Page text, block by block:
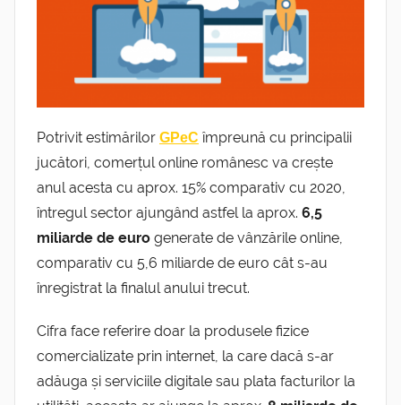
Potrivit estimărilor GPeC împreună cu principalii
jucători, comerțul online românesc va crește
anul acesta cu aprox. 15% comparativ cu 2020,
întregul sector ajungând astfel la aprox. 6,5
miliarde de euro generate de vânzările online,
comparativ cu 5,6 miliarde de euro cât s-au
înregistrat la finalul anului trecut.
Cifra face referire doar la produsele fizice
comercializate prin internet, la care dacă s-ar
adăuga și serviciile digitale sau plata facturilor la